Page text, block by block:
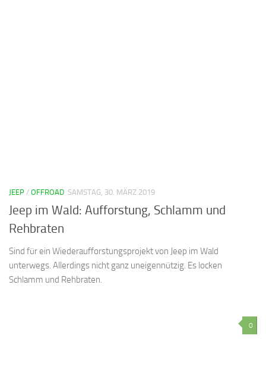
JEEP / OFFROAD SAMSTAG, 30. MÄRZ 2019
Jeep im Wald: Aufforstung, Schlamm und
Rehbraten
Sind für ein Wiederaufforstungsprojekt von Jeep im Wald
unterwegs. Allerdings nicht ganz uneigennützig. Es locken
Schlamm und Rehbraten.
0